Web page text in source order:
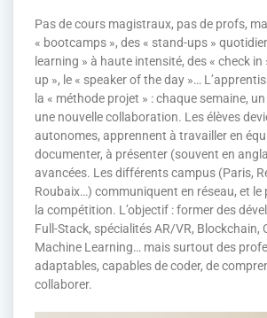
Pas de cours magistraux, pas de profs,
« bootcamps », des « stand-ups »
learning » à haute intensité, des « check in
up », le « speaker of the day »…
la « méthode projet » : chaque semaine,
une nouvelle collaboration. Les élèves
autonomes, apprennent à travailler en
documenter, à présenter (souvent en
avancées. Les différents campus (Paris,
Roubaix…) communiquent en réseau, et
la compétition. L’objectif : former des
Full-Stack, spécialités AR/VR, Blockchain,
Machine Learning… mais surtout des
adaptables, capables de coder, de
collaborer.